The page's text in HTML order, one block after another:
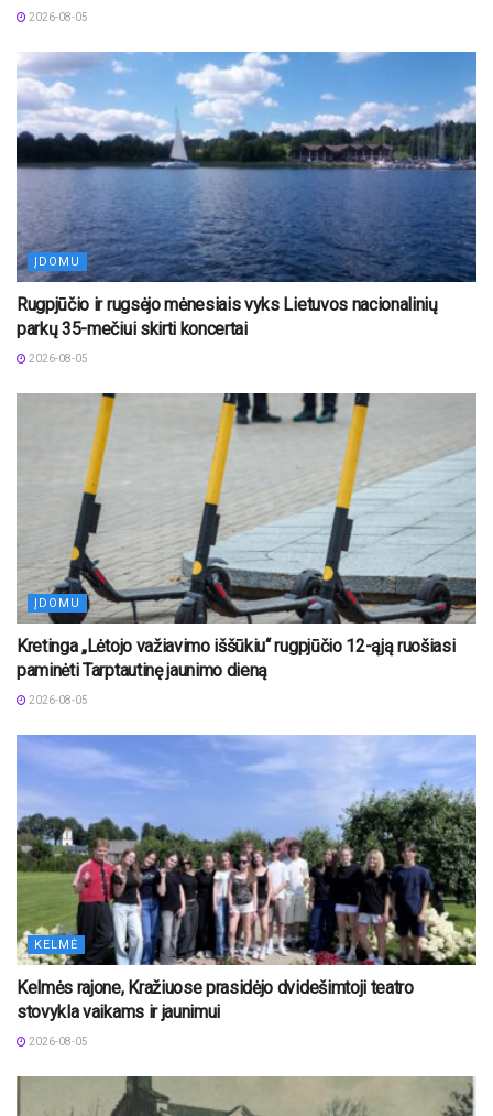
2026-08-05
ĮDOMU
Rugpjūčio ir rugsėjo mėnesiais vyks Lietuvos nacionalinių
parkų 35-mečiui skirti koncertai
2026-08-05
ĮDOMU
Kretinga „Lėtojo važiavimo iššūkiu“ rugpjūčio 12-ąją ruošiasi
paminėti Tarptautinę jaunimo dieną
2026-08-05
KELMĖ
Kelmės rajone, Kražiuose prasidėjo dvidešimtoji teatro
stovykla vaikams ir jaunimui
2026-08-05